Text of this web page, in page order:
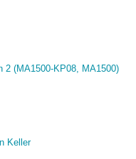
2 (MA1500-KP08, MA1500)
Keller